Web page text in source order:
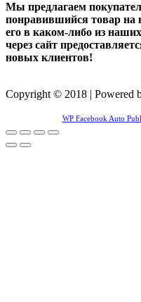
Мы предлагаем
понравившийся товар на
его в каком-либо из
через сайт
новых клиентов!
Copyright © 2018 | Powered
WP Facebook Auto